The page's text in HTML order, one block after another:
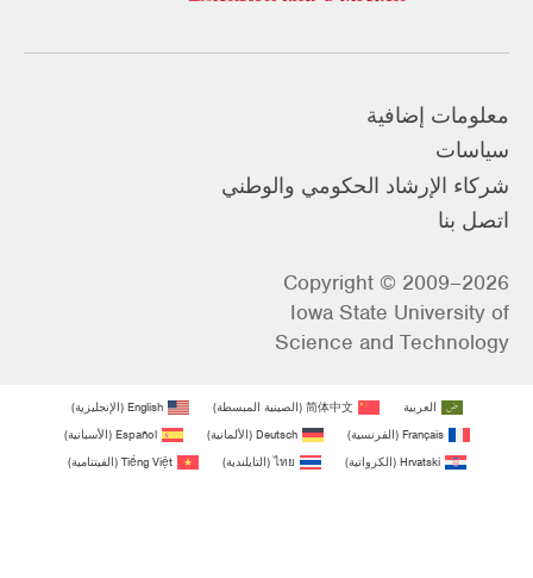
معلومات إضافية
سياسات
شركاء الإرشاد الحكومي والوطني
اتصل بنا
Copyright © 2009–2026
Iowa State University of
Science and Technology
العربية 简体中文
(الصينية المبسطة)
English
(الإنجليزية)
Français
(الفرنسية)
Deutsch
(الألمانية)
Español
(الأسبانية)
Hrvatski
(الكرواتية)
ไทย
(التايلندية)
Tiếng Việt
(الفيتنامية)